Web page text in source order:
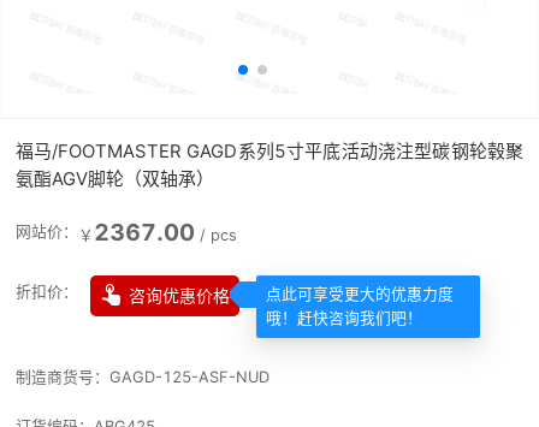
福马/FOOTMASTER GAGD系列5寸平底活动浇注型碳钢轮毂聚
氨酯AGV脚轮（双轴承）
网站价： ￥ 2367.00 / pcs
折扣价：  咨询优惠价格
点此可享受更大的优惠力度
哦！赶快咨询我们吧！
制造商货号： GAGD-125-ASF-NUD